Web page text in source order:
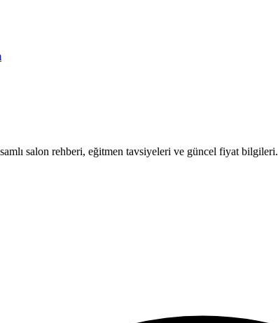
salon rehberi, eğitmen tavsiyeleri ve güncel fiyat bilgileri.